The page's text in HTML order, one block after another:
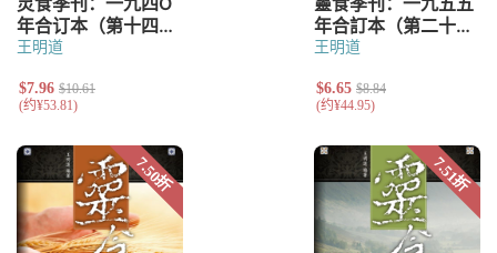
王明道 王明道